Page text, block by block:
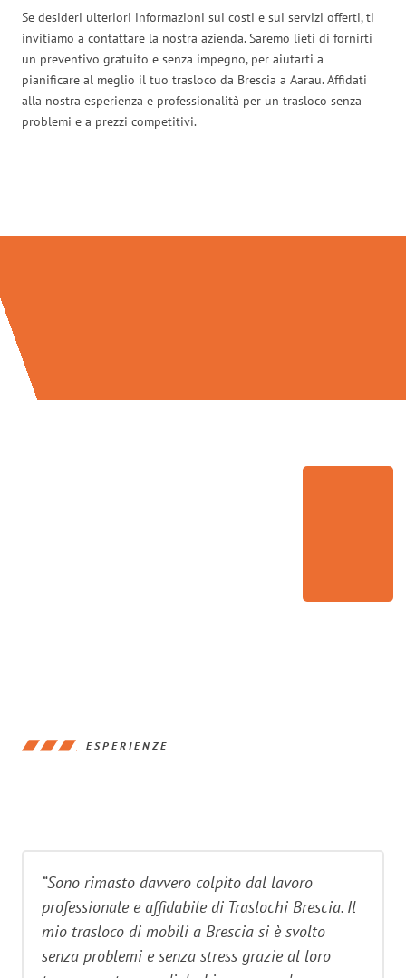
Se desideri ulteriori informazioni sui costi e sui servizi offerti, ti
invitiamo a contattare la nostra azienda. Saremo lieti di fornirti
un preventivo gratuito e senza impegno, per aiutarti a
pianificare al meglio il tuo trasloco da Brescia a Aarau. Affidati
alla nostra esperienza e professionalità per un trasloco senza
problemi e a prezzi competitivi.
ESPERIENZE
“Sono rimasto davvero colpito dal lavoro
professionale e affidabile di Traslochi Brescia. Il
mio trasloco di mobili a Brescia si è svolto
senza problemi e senza stress grazie al loro